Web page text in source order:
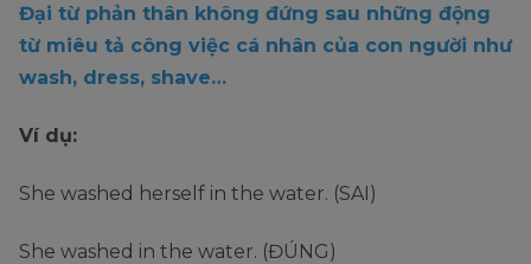
Đại từ phản thân không đứng sau những động
từ miêu tả công việc cá nhân của con người như
wash, dress, shave…
Ví dụ:
She washed herself in the water. (SAI)
She washed in the water. (ĐÚNG)